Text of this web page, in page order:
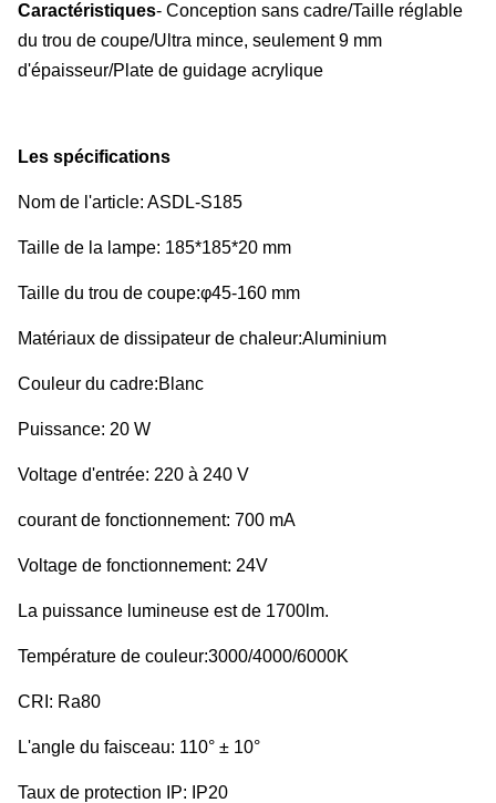
Caractéristiques- Conception sans cadre/Taille réglable
du trou de coupe/Ultra mince, seulement 9 mm
d'épaisseur/Plate de guidage acrylique
Les spécifications
Nom de l'article: ASDL-S185
Taille de la lampe: 185*185*20 mm
Taille du trou de coupe:φ45-160 mm
Matériaux de dissipateur de chaleur:Aluminium
Couleur du cadre:Blanc
Puissance: 20 W
Voltage d'entrée: 220 à 240 V
courant de fonctionnement: 700 mA
Voltage de fonctionnement: 24V
La puissance lumineuse est de 1700lm.
Température de couleur:3000/4000/6000K
CRI: Ra80
L'angle du faisceau: 110° ± 10°
Taux de protection IP: IP20